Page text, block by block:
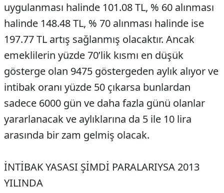
uygulanması halinde 101.08 TL, % 60 alınması
halinde 148.48 TL, % 70 alınması halinde ise
197.77 TL artış sağlanmış olacaktır. Ancak
emeklilerin yüzde 70’lik kısmı en düşük
gösterge olan 9475 göstergeden aylık alıyor ve
intibak oranı yüzde 50 çıkarsa bunlardan
sadece 6000 gün ve daha fazla günü olanlar
yararlanacak ve aylıklarına da 5 ile 10 lira
arasında bir zam gelmiş olacak.
İNTİBAK YASASI ŞİMDİ PARALARIYSA 2013
YILINDA